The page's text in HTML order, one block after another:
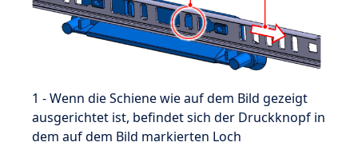
1 - Wenn die Schiene wie auf dem Bild gezeigt
ausgerichtet ist, befindet sich der Druckknopf in
dem auf dem Bild markierten Loch